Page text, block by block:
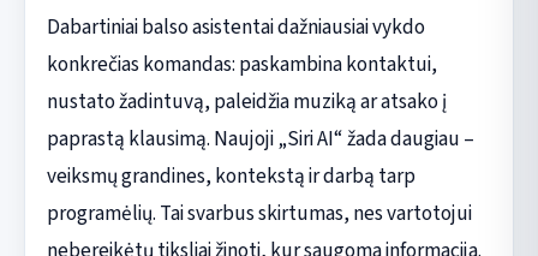
Dabartiniai balso asistentai dažniausiai vykdo
konkrečias komandas: paskambina kontaktui,
nustato žadintuvą, paleidžia muziką ar atsako į
paprastą klausimą. Naujoji „Siri AI“ žada daugiau –
veiksmų grandines, kontekstą ir darbą tarp
programėlių. Tai svarbus skirtumas, nes vartotojui